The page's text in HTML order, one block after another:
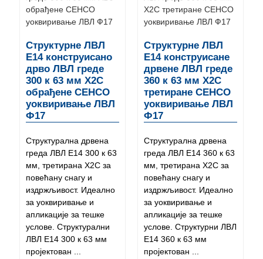
Структурне ЛВЛ
Е14 конструисано
дрво ЛВЛ греде
300 к 63 мм Х2С
обрађене СЕНСО
уоквиривање ЛВЛ
Ф17
Структурална дрвена
греда ЛВЛ Е14 300 к 63
мм, третирана Х2С за
повећану снагу и
издржљивост. Идеално
за уоквиривање и
апликације за тешке
услове. Структурални
ЛВЛ Е14 300 к 63 мм
пројектован ...
Структурне ЛВЛ
Е14 конструисане
дрвене ЛВЛ греде
360 к 63 мм Х2С
третиране СЕНСО
уоквиривање ЛВЛ
Ф17
Структурална дрвена
греда ЛВЛ Е14 360 к 63
мм, третирана Х2С за
повећану снагу и
издржљивост. Идеално
за уоквиривање и
апликације за тешке
услове. Структурни ЛВЛ
Е14 360 к 63 мм
пројектован ...